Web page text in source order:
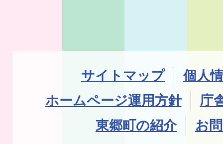
サイトマップ
個人
ホームページ運用方針
庁
東郷町の紹介
お